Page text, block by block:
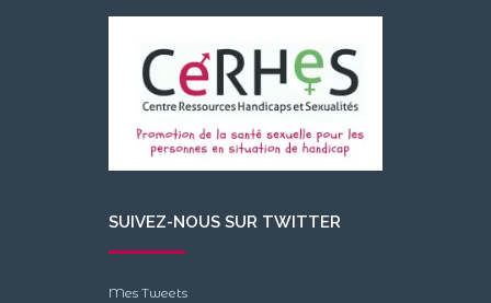
SUIVEZ-NOUS SUR TWITTER
Mes Tweets